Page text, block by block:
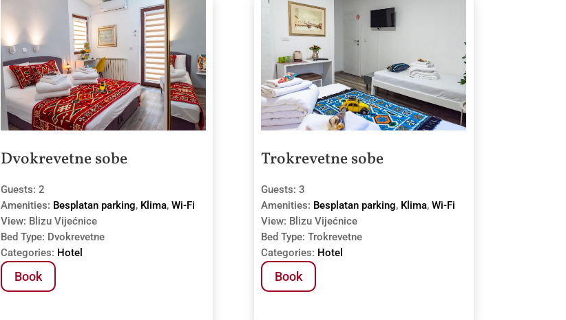
Dvokrevetne sobe
Guests: 2
Amenities: Besplatan parking, Klima,Wi-Fi
View: Blizu Vijećnice
Bed Type: Dvokrevetne
Categories: Hotel
Book
Trokrevetne sobe
Guests: 3
Amenities: Besplatan parking, Klima,Wi-Fi
View: Blizu Vijećnice
Bed Type: Trokrevetne
Categories: Hotel
Book